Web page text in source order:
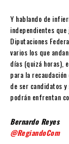
Y hablando de
independientes
Diputaciones
varios los que
días (quizá horas),
para la
de ser candidatos
podrán enfrentan
Bernardo Reyes
@RegiandoCom